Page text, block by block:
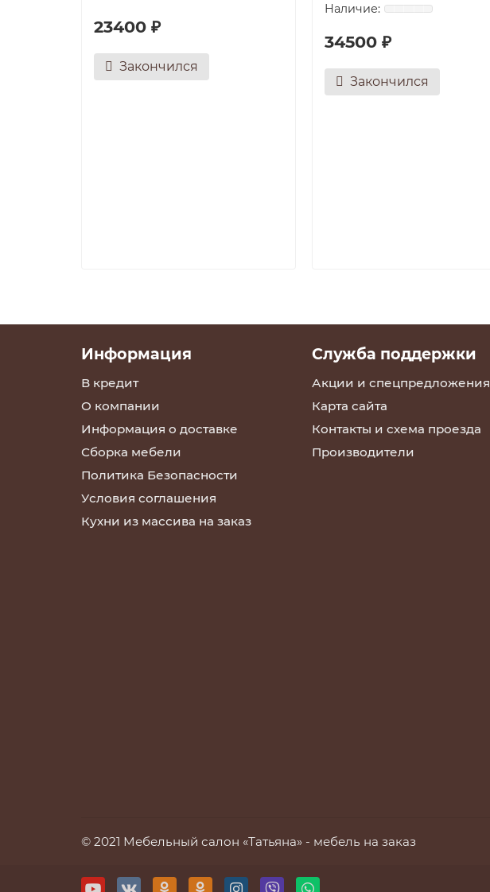
23400 ₽
Закончился
34500 ₽
Закончился
Информация
В кредит
О компании
Информация о доставке
Сборка мебели
Политика Безопасности
Условия соглашения
Кухни из массива на заказ
Служба поддержки
Акции и спецпредложения
Карта сайта
Контакты и схема проезда
Производители
© 2021 Мебельный салон «Татьяна» - мебель на заказ